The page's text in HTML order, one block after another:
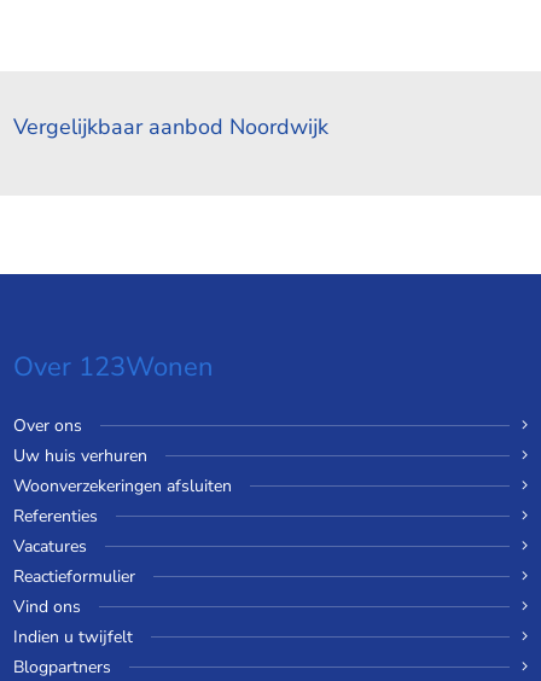
Vergelijkbaar aanbod Noordwijk
Over 123Wonen
Over ons
Uw huis verhuren
Woonverzekeringen afsluiten
Referenties
Vacatures
Reactieformulier
Vind ons
Indien u twijfelt
Blogpartners